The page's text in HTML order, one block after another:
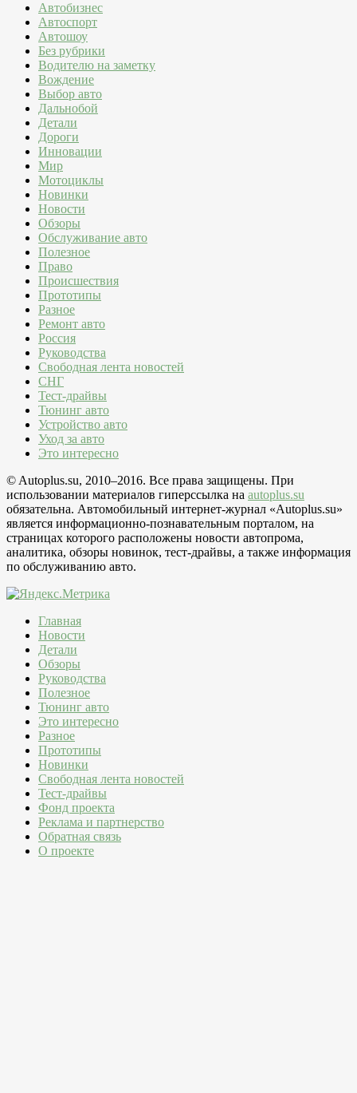
Автобизнес
Автоспорт
Автошоу
Без рубрики
Водителю на заметку
Вождение
Выбор авто
Дальнобой
Детали
Дороги
Инновации
Мир
Мотоциклы
Новинки
Новости
Обзоры
Обслуживание авто
Полезное
Право
Происшествия
Прототипы
Разное
Ремонт авто
Россия
Руководства
Свободная лента новостей
СНГ
Тест-драйвы
Тюнинг авто
Устройство авто
Уход за авто
Это интересно
© Autoplus.su, 2010–2016. Все права защищены. При
использовании материалов гиперссылка на autoplus.su
обязательна. Автомобильный интернет-журнал «Autoplus.su»
является информационно-познавательным порталом, на
страницах которого расположены новости автопрома,
аналитика, обзоры новинок, тест-драйвы, а также информация
по обслуживанию авто.
Главная
Новости
Детали
Обзоры
Руководства
Полезное
Тюнинг авто
Это интересно
Разное
Прототипы
Новинки
Свободная лента новостей
Тест-драйвы
Фонд проекта
Реклама и партнерство
Обратная связь
О проекте